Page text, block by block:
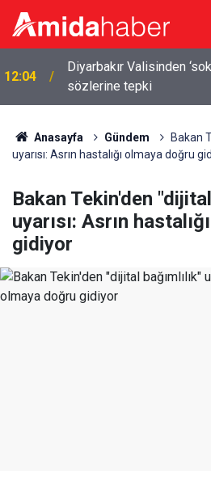
12:04
Diyarbakır Valisinden
sözlerine tepki
Anasayfa Gündem
Bakan
uyarısı: Asrın hastalığı olmaya doğru
Bakan Tekin'den "dijital
uyarısı: Asrın
gidiyor